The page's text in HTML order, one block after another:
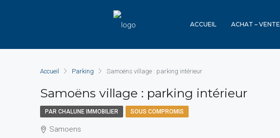
ACCUEIL ACHAT – VENTE
Accueil Parking Samoëns village : parking intérieur
Samoëns village : parking intérieur
PAR CHALUNE IMMOBILIER SOUS COMPROMIS
Samoens